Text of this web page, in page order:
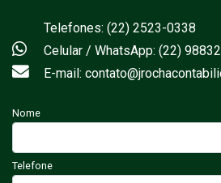
Telefones: (22) 2523-0338
Celular / WhatsApp: (22)
E-mail:
Nome
Telefone